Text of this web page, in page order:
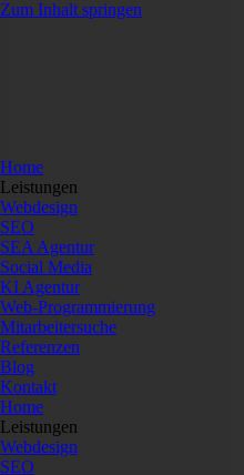
Zum Inhalt springen
Home
Leistungen
Webdesign
SEO
SEA Agentur
Social Media
KI Agentur
Web-Programmierung
Mitarbeitersuche
Referenzen
Blog
Kontakt
Home
Leistungen
Webdesign
SEO